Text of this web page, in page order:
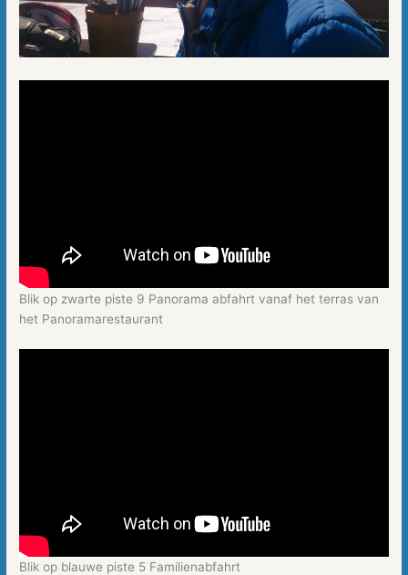
Blik op zwarte piste 9 Panorama abfahrt vanaf het terras van
het Panoramarestaurant
Blik op blauwe piste 5 Familienabfahrt